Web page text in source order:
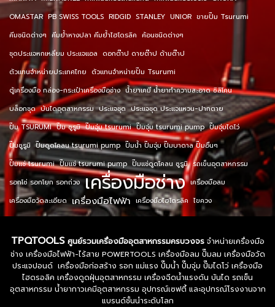
OMASTAR PB SWISS TOOLS RIDGID STANLEY UNIOR ขายปั๊ม Tsurumi
คีมชนิดต่างๆ คีมย้ำหางปลา คีมย้ำไฮโดรลิค ค้อนชนิดต่างๆ
ชุดประแจหกเหลี่ยม ประแจแอล ดอกต๊าป ดายต๊าป ด้ามต๊าป
ตัวแทนจำหน่ายประเทศไทย ตัวแทนจำหน่ายปั๊ม Tsurumi
ตู้เครื่องมือ กล่อง-กระเป๋าเครื่องมือช่าง น้ำยาเคมี น้ำยาทำความสะอาด ซิลิโคน
บล็อกชุด บันไดอุตสาหกรรม ประแจชุด ประแจชุด ประแจแหวน-ปากตาย
ปั๊ม TSURUMI ปั๊ม ซูรูมิ ปั๊มจุ่ม tsurumi ปั๊มจุ่ม tsurumi pump ปั๊มจุ่มไดโว่
ปั๊มซูรูมิ ปั๊มดูดโคลน tsurumi pump ปั๊มน้ำ ปั๊มจุ่ม ปั๊มบาดาล ปั๊มอื่นๆ
ปั๊มแช่ tsurumi ปั๊มแช่ tsurumi pump ปั๊มแช่ดูดโคลน ซูรูมิ รถเข็นอุตสาหกรรม
รอกโซ่ รอกโยก รอกถ่วง เครื่องมือช่าง เครื่องมือลม
เครื่องมือวัดละเอียด เครื่องมือไฟฟ้า เครื่องมือไฮโดรลิค ไขควง
TPQTOOLS ศูนย์รวมเครื่องมืออุตสาหกรรมครบวงจรจำหน่ายเครื่องมือ
ช่าง เครื่องมือไฟฟ้า-ไร้สาย POWERTOOLS เครื่องมือลม ปั๊มลม เครื่องมือวัด
ประแจปอนด์ เครื่องมือก่อสร้าง รอก แม่แรง ปั๊มน้ำ ปั๊มจุ่ม ปั๊มไดโว่ เครื่องมือ
ไฮดรอลิค เครื่องดูดฝุ่นอุตสาหกรรม เครื่องฉีดน้ำแรงดัน บันได รถเข็น
อุตสาหกรรม น้ำยากาวเคมีอุตสาหกรรม อุปกรณ์เซฟตี้ และอุปกรณ์โรงงานจาก
แบรนด์ชั้นนำระดับโลก